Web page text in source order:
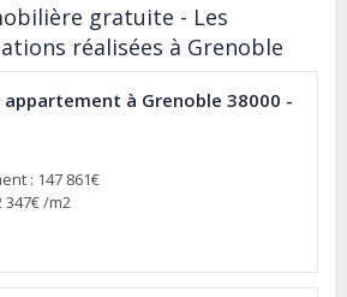
gratuite - Les
réalisées à Grenoble
à Grenoble 38000 -
: 147 861€
347€ /m2